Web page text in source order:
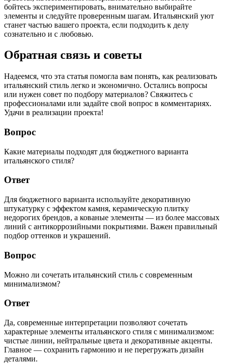
бойтесь экспериментировать, внимательно выбирайте
элементы и следуйте проверенным шагам. Итальянский уют
станет частью вашего проекта, если подходить к делу
сознательно и с любовью.
Обратная связь и советы
Надеемся, что эта статья помогла вам понять, как реализовать
итальянский стиль легко и экономично. Остались вопросы
или нужен совет по подбору материалов? Свяжитесь с
профессионалами или задайте свой вопрос в комментариях.
Удачи в реализации проекта!
Вопрос
Какие материалы подходят для бюджетного варианта
итальянского стиля?
Ответ
Для бюджетного варианта используйте декоративную
штукатурку с эффектом камня, керамическую плитку
недорогих брендов, а кованые элементы — из более массовых
линий с антикоррозийными покрытиями. Важен правильный
подбор оттенков и украшений.
Вопрос
Можно ли сочетать итальянский стиль с современным
минимализмом?
Ответ
Да, современные интерпретации позволяют сочетать
характерные элементы итальянского стиля с минимализмом:
чистые линии, нейтральные цвета и декоративные акценты.
Главное — сохранить гармонию и не перегружать дизайн
деталями.